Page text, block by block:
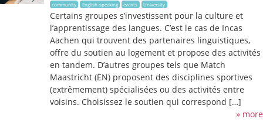
community English-speaking events University
Certains groupes s’investissent pour la culture et
l’apprentissage des langues. C’est le cas de Incas
Aachen qui trouvent des partenaires linguistiques,
offre du soutien au logement et propose des activités
en tandem. D’autres groupes tels que Match
Maastricht (EN) proposent des disciplines sportives
(extrêmement) spécialisées ou des activités entre
voisins. Choisissez le soutien qui correspond […]
» more